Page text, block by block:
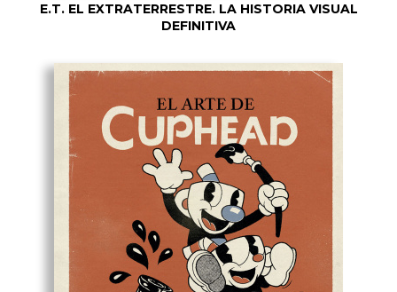
E.T. EL EXTRATERRESTRE. LA HISTORIA VISUAL
DEFINITIVA